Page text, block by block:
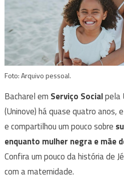
Foto: Arquivo pessoal.
Bacharel em Serviço Socialpela
(Uninove) há quase quatro anos,
e compartilhou um pouco sobre
enquanto mulher negra e mãe
Confira um pouco da história de
com a maternidade.